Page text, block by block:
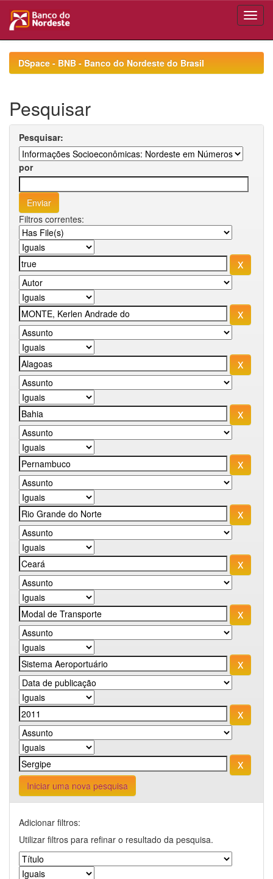
navigationDSpace - BNB - Banco do Nordeste do Brasil
Pesquisar
Pesquisar:
por
Filtros correntes:
Iniciar uma nova pesquisa
Adicionar filtros:
Utilizar filtros para refinar o resultado da pesquisa.